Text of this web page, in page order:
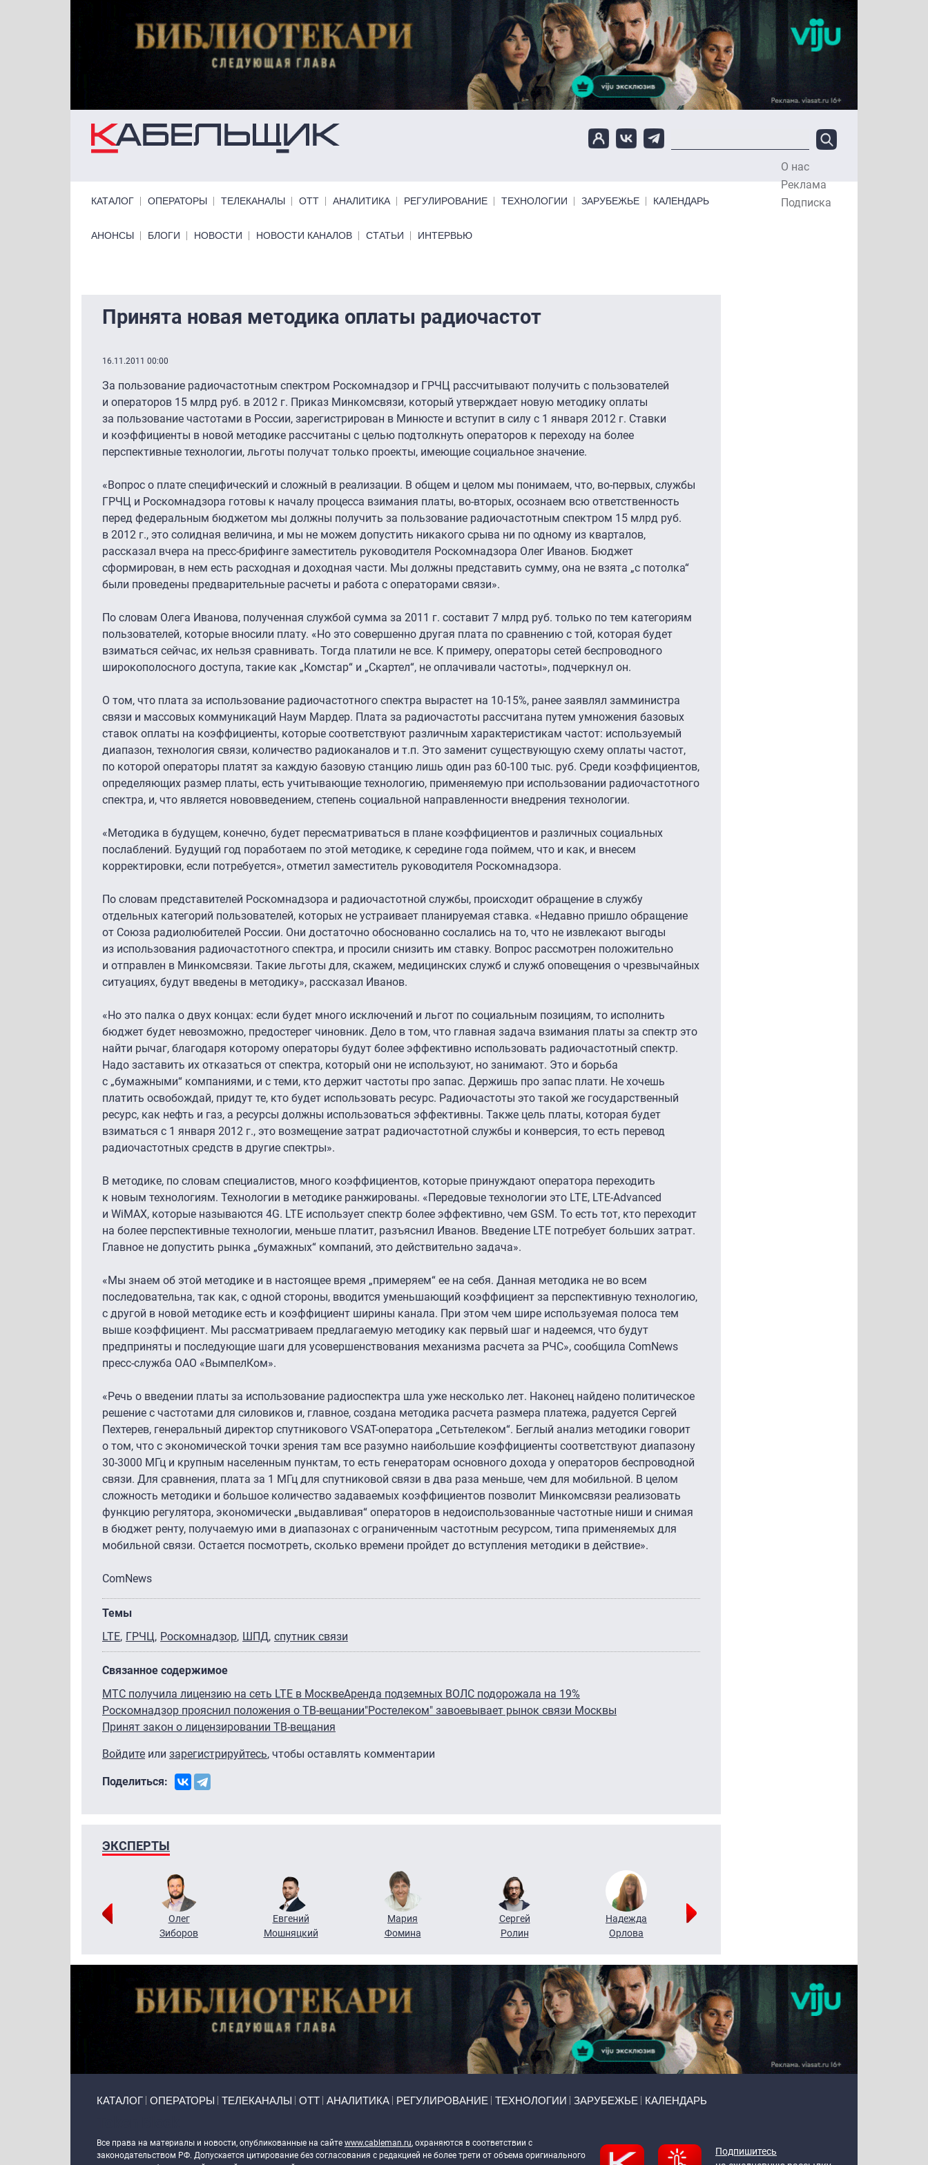
О нас
Реклама
Подписка
КАТАЛОГ ОПЕРАТОРЫ ТЕЛЕКАНАЛЫ ОТТ АНАЛИТИКА РЕГУЛИРОВАНИЕ ТЕХНОЛОГИИ ЗАРУБЕЖЬЕ КАЛЕНДАРЬ
Primary links bottom
АНОНСЫ БЛОГИ НОВОСТИ НОВОСТИ КАНАЛОВ СТАТЬИ ИНТЕРВЬЮ
Принята новая методика оплаты радиочастот
16.11.2011 00:00
За пользование радиочастотным спектром Роскомнадзор и ГРЧЦ рассчитывают получить с пользователей
и операторов 15 млрд руб. в 2012 г. Приказ Минкомсвязи, который утверждает новую методику оплаты
за пользование частотами в России, зарегистрирован в Минюсте и вступит в силу с 1 января 2012 г. Ставки
и коэффициенты в новой методике рассчитаны с целью подтолкнуть операторов к переходу на более
перспективные технологии, льготы получат только проекты, имеющие социальное значение.
«Вопрос о плате специфический и сложный в реализации. В общем и целом мы понимаем, что, во-первых, службы
ГРЧЦ и Роскомнадзора готовы к началу процесса взимания платы, во-вторых, осознаем всю ответственность
перед федеральным бюджетом мы должны получить за пользование радиочастотным спектром 15 млрд руб.
в 2012 г., это солидная величина, и мы не можем допустить никакого срыва ни по одному из кварталов,
рассказал вчера на пресс-брифинге заместитель руководителя Роскомнадзора Олег Иванов. Бюджет
сформирован, в нем есть расходная и доходная части. Мы должны представить сумму, она не взята „с потолка“
были проведены предварительные расчеты и работа с операторами связи».
По словам Олега Иванова, полученная службой сумма за 2011 г. составит 7 млрд руб. только по тем категориям
пользователей, которые вносили плату. «Но это совершенно другая плата по сравнению с той, которая будет
взиматься сейчас, их нельзя сравнивать. Тогда платили не все. К примеру, операторы сетей беспроводного
широкополосного доступа, такие как „Комстар“ и „Скартел“, не оплачивали частоты», подчеркнул он.
О том, что плата за использование радиочастотного спектра вырастет на 10-15%, ранее заявлял замминистра
связи и массовых коммуникаций Наум Мардер. Плата за радиочастоты рассчитана путем умножения базовых
ставок оплаты на коэффициенты, которые соответствуют различным характеристикам частот: используемый
диапазон, технология связи, количество радиоканалов и т.п. Это заменит существующую схему оплаты частот,
по которой операторы платят за каждую базовую станцию лишь один раз 60-100 тыс. руб. Среди коэффициентов,
определяющих размер платы, есть учитывающие технологию, применяемую при использовании радиочастотного
спектра, и, что является нововведением, степень социальной направленности внедрения технологии.
«Методика в будущем, конечно, будет пересматриваться в плане коэффициентов и различных социальных
послаблений. Будущий год поработаем по этой методике, к середине года поймем, что и как, и внесем
корректировки, если потребуется», отметил заместитель руководителя Роскомнадзора.
По словам представителей Роскомнадзора и радиочастотной службы, происходит обращение в службу
отдельных категорий пользователей, которых не устраивает планируемая ставка. «Недавно пришло обращение
от Союза радиолюбителей России. Они достаточно обоснованно сослались на то, что не извлекают выгоды
из использования радиочастотного спектра, и просили снизить им ставку. Вопрос рассмотрен положительно
и отправлен в Минкомсвязи. Такие льготы для, скажем, медицинских служб и служб оповещения о чрезвычайных
ситуациях, будут введены в методику», рассказал Иванов.
«Но это палка о двух концах: если будет много исключений и льгот по социальным позициям, то исполнить
бюджет будет невозможно, предостерег чиновник. Дело в том, что главная задача взимания платы за спектр это
найти рычаг, благодаря которому операторы будут более эффективно использовать радиочастотный спектр.
Надо заставить их отказаться от спектра, который они не используют, но занимают. Это и борьба
с „бумажными“ компаниями, и с теми, кто держит частоты про запас. Держишь про запас плати. Не хочешь
платить освобождай, придут те, кто будет использовать ресурс. Радиочастоты это такой же государственный
ресурс, как нефть и газ, а ресурсы должны использоваться эффективны. Также цель платы, которая будет
взиматься с 1 января 2012 г., это возмещение затрат радиочастотной службы и конверсия, то есть перевод
радиочастотных средств в другие спектры».
В методике, по словам специалистов, много коэффициентов, которые принуждают оператора переходить
к новым технологиям. Технологии в методике ранжированы. «Передовые технологии это LTE, LTE-Advanced
и WiMAX, которые называются 4G. LTE использует спектр более эффективно, чем GSM. То есть тот, кто переходит
на более перспективные технологии, меньше платит, разъяснил Иванов. Введение LTE потребует больших затрат.
Главное не допустить рынка „бумажных“ компаний, это действительно задача».
«Мы знаем об этой методике и в настоящее время „примеряем“ ее на себя. Данная методика не во всем
последовательна, так как, с одной стороны, вводится уменьшающий коэффициент за перспективную технологию,
с другой в новой методике есть и коэффициент ширины канала. При этом чем шире используемая полоса тем
выше коэффициент. Мы рассматриваем предлагаемую методику как первый шаг и надеемся, что будут
предприняты и последующие шаги для усовершенствования механизма расчета за РЧС», сообщила ComNews
пресс-служба ОАО «ВымпелКом».
«Речь о введении платы за использование радиоспектра шла уже несколько лет. Наконец найдено политическое
решение с частотами для силовиков и, главное, создана методика расчета размера платежа, радуется Сергей
Пехтерев, генеральный директор спутникового VSAT-оператора „Сетьтелеком“. Беглый анализ методики говорит
о том, что с экономической точки зрения там все разумно наибольшие коэффициенты соответствуют диапазону
30-3000 МГц и крупным населенным пунктам, то есть генераторам основного дохода у операторов беспроводной
связи. Для сравнения, плата за 1 МГц для спутниковой связи в два раза меньше, чем для мобильной. В целом
сложность методики и большое количество задаваемых коэффициентов позволит Минкомсвязи реализовать
функцию регулятора, экономически „выдавливая“ операторов в недоиспользованные частотные ниши и снимая
в бюджет ренту, получаемую ими в диапазонах с ограниченным частотным ресурсом, типа применяемых для
мобильной связи. Остается посмотреть, сколько времени пройдет до вступления методики в действие».
ComNews
Темы
LTE ГРЧЦ Роскомнадзор ШПД спутник связи
Связанное содержимое
МТС получила лицензию на сеть LTE в МосквеАренда подземных ВОЛС подорожала на 19%
Роскомнадзор прояснил положения о ТВ-вещании"Ростелеком" завоевывает рынок связи Москвы
Принят закон о лицензировании ТВ-вещания
Войдите или зарегистрируйтесь, чтобы оставлять комментарии
Поделиться:
ЭКСПЕРТЫ
Олег
Зиборов
Евгений
Мошняцкий
Мария
Фомина
Сергей
Ролин
Надежда
Орлова
КАТАЛОГ ОПЕРАТОРЫ ТЕЛЕКАНАЛЫ ОТТ АНАЛИТИКА РЕГУЛИРОВАНИЕ ТЕХНОЛОГИИ ЗАРУБЕЖЬЕ КАЛЕНДАРЬ
Все права на материалы и новости, опубликованные на сайте www.cableman.ru, охраняются в соответствии с
законодательством РФ. Допускается цитирование без согласования с редакцией не более трети от объема оригинального
Подпишитесь